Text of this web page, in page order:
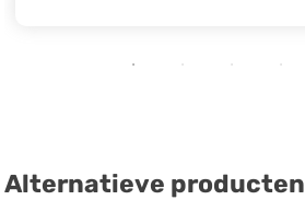
Alternatieve producten